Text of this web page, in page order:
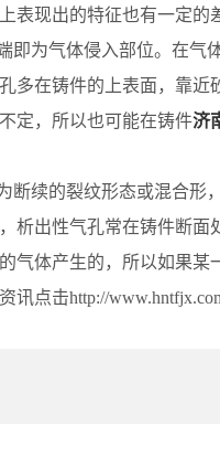
表现出的特征也有一定的
为气体侵入部位。在气
多在铸件的上表面，靠近
定，所以也可能在铸件济
续的裂纹形态或混合形
析出性气孔常在铸件断面
气体产生的，所以如果某
点击http://